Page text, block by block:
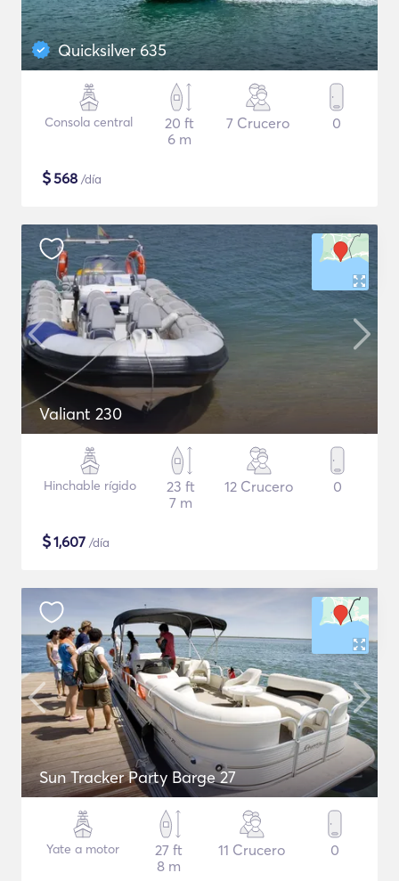
Quicksilver 635
Consola central
20 ft
6 m
7 Crucero 0
$568 /día
Valiant 230
Hinchable rígido
23 ft
7 m
12 Crucero 0
$1,607 /día
Sun Tracker Party Barge 27
Yate a motor
27 ft
8 m
11 Crucero 0